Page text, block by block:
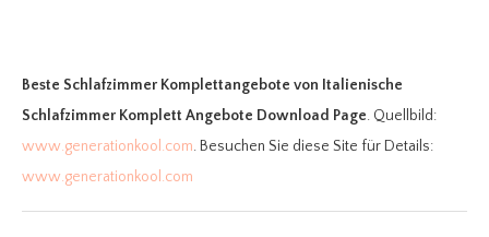
Beste Schlafzimmer Komplettangebote von Italienische
Schlafzimmer Komplett Angebote Download Page. Quellbild:
www.generationkool.com. Besuchen Sie diese Site für Details:
www.generationkool.com